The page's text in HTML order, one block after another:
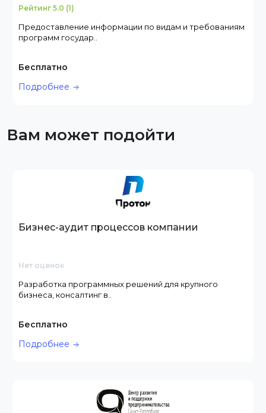
Рейтинг 5.0 (1)
Предоставление информации по видам и требованиям
программ государ..
Бесплатно
Подробнее
Вам может подойти
Бизнес-аудит процессов компании
Нет оценок
Разработка программных решений для крупного
бизнеса, консалтинг в..
Бесплатно
Подробнее